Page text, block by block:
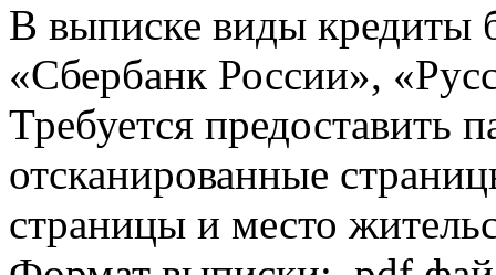
В выписке виды кредиты
«Сбербанк России»,
Требуется предоставить
отсканированные
страницы и место